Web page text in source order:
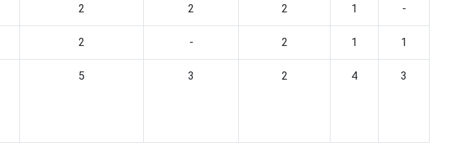
2 2 2 1 -
2 - 2 1 1
5 3 2 4 3